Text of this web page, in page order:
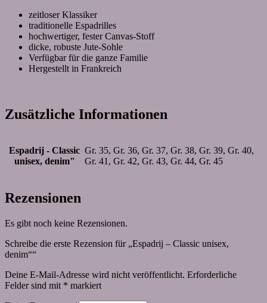
zeitloser Klassiker
traditionelle Espadrilles
hochwertiger, fester Canvas-Stoff
dicke, robuste Jute-Sohle
Verfügbar für die ganze Familie
Hergestellt in Frankreich
Zusätzliche Informationen
Espadrij - Classic
unisex, denim"
Gr. 35, Gr. 36, Gr. 37, Gr. 38, Gr. 39, Gr. 40,
Gr. 41, Gr. 42, Gr. 43, Gr. 44, Gr. 45
Rezensionen
Es gibt noch keine Rezensionen.
Schreibe die erste Rezension für „Espadrij – Classic unisex,
denim““
Deine E-Mail-Adresse wird nicht veröffentlicht. Erforderliche
Felder sind mit * markiert